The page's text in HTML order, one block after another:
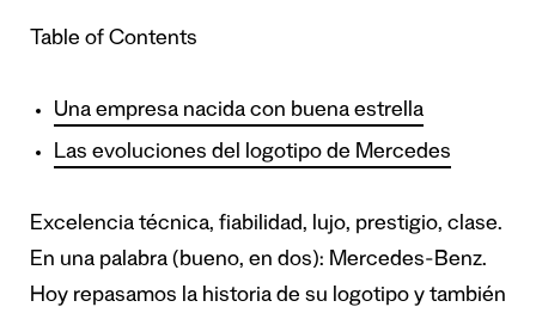
Table of Contents
Una empresa nacida con buena estrella
Las evoluciones del logotipo de Mercedes
Excelencia técnica, fiabilidad, lujo, prestigio, clase.
En una palabra (bueno, en dos): Mercedes-Benz.
Hoy repasamos la historia de su logotipo y también